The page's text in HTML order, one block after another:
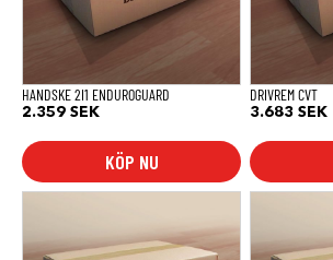
HANDSKE 2I1 ENDUROGUARD
2.359 SEK
KÖP NU
DRIVREM CVT
3.683 SEK